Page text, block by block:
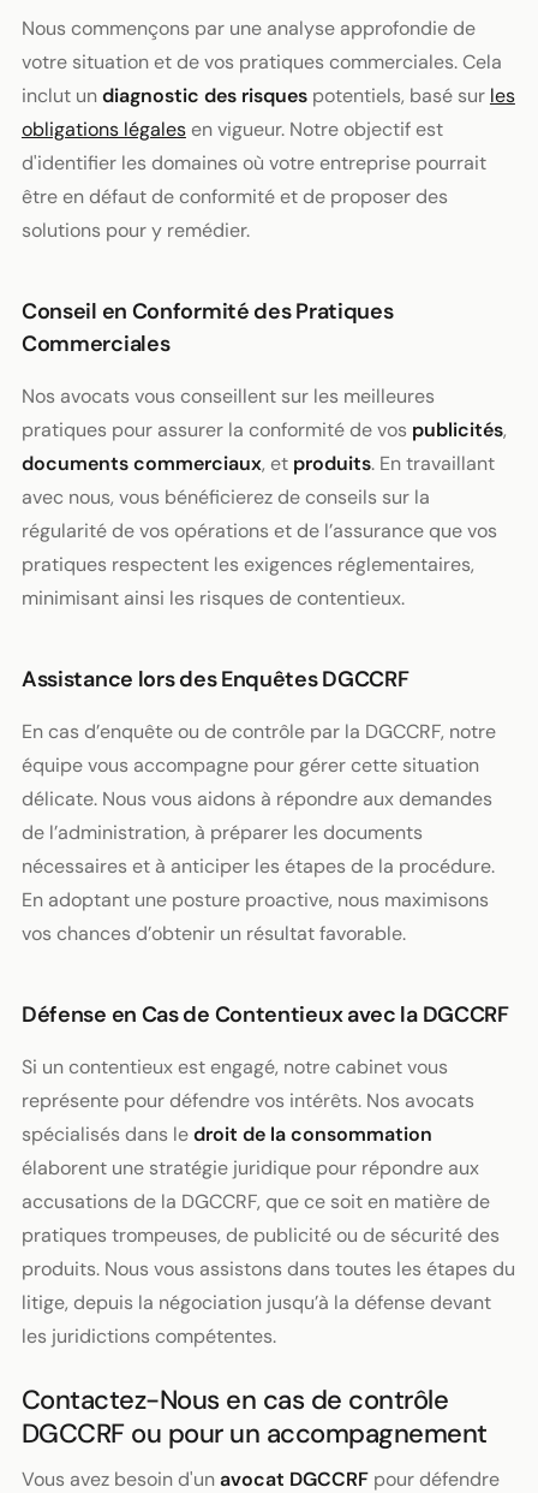
Nous commençons par une analyse approfondie de
votre situation et de vos pratiques commerciales. Cela
inclut undiagnostic des risquespotentiels, basé sur les
obligations légalesen vigueur. Notre objectif est
d'identifier les domaines où votre entreprise pourrait
être en défaut de conformité et de proposer des
solutions pour y remédier.
Conseil en Conformité des Pratiques
Commerciales
Nos avocats vous conseillent sur les meilleures
pratiques pour assurer la conformité de vos publicités,
documents commerciaux, et produits. En travaillant
avec nous, vous bénéficierez de conseils sur la
régularité de vos opérations et de l’assurance que vos
pratiques respectent les exigences réglementaires,
minimisant ainsi les risques de contentieux.
Assistance lors des Enquêtes DGCCRF
En cas d’enquête ou de contrôle par la DGCCRF, notre
équipe vous accompagne pour gérer cette situation
délicate. Nous vous aidons à répondre aux demandes
de l’administration, à préparer les documents
nécessaires et à anticiper les étapes de la procédure.
En adoptant une posture proactive, nous maximisons
vos chances d’obtenir un résultat favorable.
Défense en Cas de Contentieux avec la DGCCRF
Si un contentieux est engagé, notre cabinet vous
représente pour défendre vos intérêts. Nos avocats
spécialisés dans ledroit de la consommation
élaborent une stratégie juridique pour répondre aux
accusations de la DGCCRF, que ce soit en matière de
pratiques trompeuses, de publicité ou de sécurité des
produits. Nous vous assistons dans toutes les étapes du
litige, depuis la négociation jusqu’à la défense devant
les juridictions compétentes.
Contactez-Nous en cas de contrôle
DGCCRF ou pour un accompagnement
Vous avez besoin d'unavocat DGCCRFpour défendre